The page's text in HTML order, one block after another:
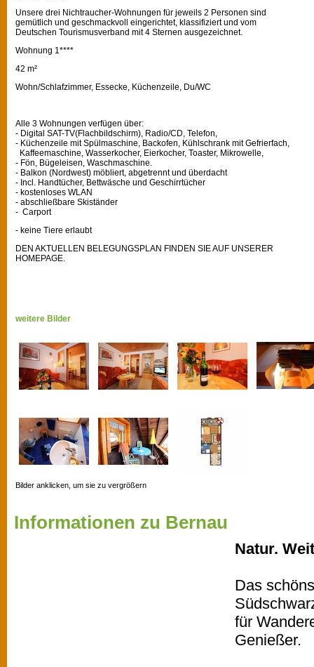
Unsere drei Nichtraucher-Wohnungen für jeweils 2 Personen sind
gemütlich und geschmackvoll eingerichtet, klassifiziert und vom
Deutschen Tourismusverband mit 4 Sternen ausgezeichnet.
Wohnung 1****
42 m²
Wohn/Schlafzimmer, Essecke, Küchenzeile, Du/WC
Alle 3 Wohnungen verfügen über:
- Digital SAT-TV(Flachbildschirm), Radio/CD, Telefon,
- Küchenzeile mit Spülmaschine, Backofen, Kühlschrank mit Gefrierfach,
Kaffeemaschine, Wasserkocher, Eierkocher, Toaster, Mikrowelle,
- Fön, Bügeleisen, Waschmaschine.
- Balkon (Nordwest) möbliert, abgetrennt und überdacht
- Incl. Handtücher, Bettwäsche und Geschirrtücher
- kostenloses WLAN
- abschließbare Skiständer
- Carport
- keine Tiere erlaubt
DEN AKTUELLEN BELEGUNGSPLAN FINDEN SIE AUF UNSERER
HOMEPAGE.
weitere Bilder
Bilder anklicken, um sie zu vergrößern
Informationen zu Bernau
Natur.
Das
für
Genießer.